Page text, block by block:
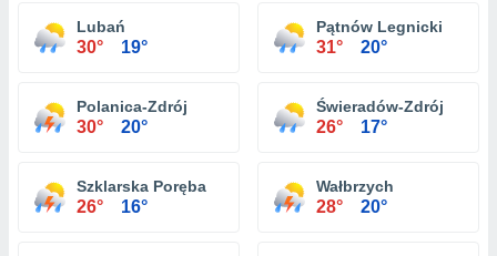
Lubań
30° 19°
Pątnów Legnicki
31° 20°
Polanica-Zdrój
30° 20°
Świeradów-Zdrój
26° 17°
Szklarska Poręba
26° 16°
Wałbrzych
28° 20°